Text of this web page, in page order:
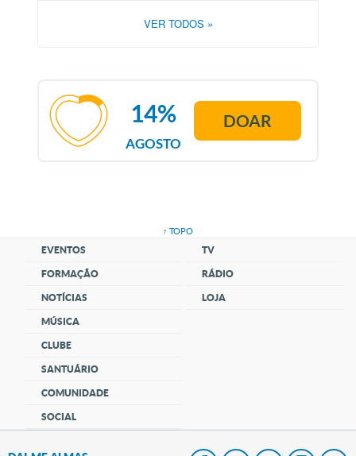
VER TODOS »
AGOSTO
14% DOAR
↑ TOPO
EVENTOS
FORMAÇÃO
NOTÍCIAS
MÚSICA
CLUBE
SANTUÁRIO
COMUNIDADE
SOCIAL
TV
RÁDIO
LOJA